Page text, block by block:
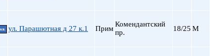
ул. Парашютная д 27 к.1 Прим
Комендантский
пр.
18/25 М